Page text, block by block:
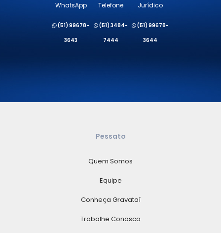
WhatsApp
(51) 99678-
3643
Telefone
(51) 3484-
7444
Jurídico
(51) 99678-
3644
Pessato
Quem Somos
Equipe
Conheça Gravataí
Trabalhe Conosco